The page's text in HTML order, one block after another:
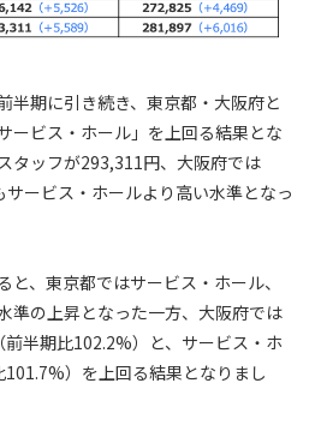
半期に引き続き、東京都・大阪府と
ービス・ホール」を上回る結果とな
タッフが293,311円、大阪府では
ービス・ホールより高い水準となっ
と、東京都ではサービス・ホール、
準の上昇となった一方、大阪府では
半期比102.2%）と、サービス・ホ
）を上回る結果となりまし